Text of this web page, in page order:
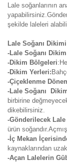
Lale soğanlarının
şekilde laleleri
Lale Soğanı
-Lale Soğanı Dikim
-Dikim Bölgeleri
-Dikim Yerleri:
-Çiçeklenme
-Lale Soğanı
birbirine
dikebilirsiniz.
-Gönderilecek
ürün
-İç Mekan
kaynaklarından
-Açan Lalelerin